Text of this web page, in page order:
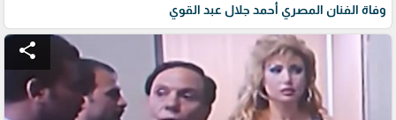
وفاة الفنان المصري أحمد جلال عبد القوي
share